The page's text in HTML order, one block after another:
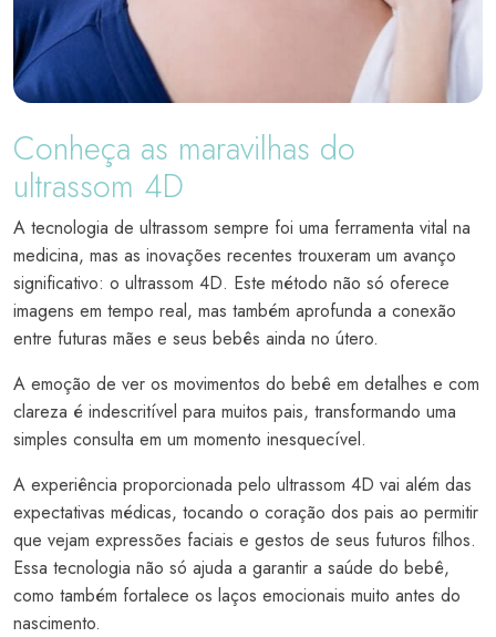
Conheça as maravilhas do
ultrassom 4D
A tecnologia de ultrassom sempre foi uma ferramenta vital na
medicina, mas as inovações recentes trouxeram um avanço
significativo: o ultrassom 4D. Este método não só oferece
imagens em tempo real, mas também aprofunda a conexão
entre futuras mães e seus bebês ainda no útero.
A emoção de ver os movimentos do bebê em detalhes e com
clareza é indescritível para muitos pais, transformando uma
simples consulta em um momento inesquecível.
A experiência proporcionada pelo ultrassom 4D vai além das
expectativas médicas, tocando o coração dos pais ao permitir
que vejam expressões faciais e gestos de seus futuros filhos.
Essa tecnologia não só ajuda a garantir a saúde do bebê,
como também fortalece os laços emocionais muito antes do
nascimento.